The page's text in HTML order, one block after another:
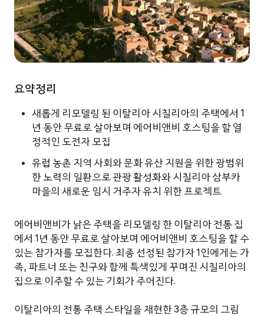
요약정리
새롭게 리모델링 된 이탈리아 시칠리아의 주택에서 1
년 동안 무료로 살아보며 에어비앤비 호스팅을 할 열
정적인 도전자 모집
유럽 농촌 지역 사회와 문화 유산 지원을 위한 광범위
한 노력의 일환으로 관광 활성화와 시칠리아 삼부카
마을의 새로운 임시 거주자 유치 위한 프로젝트
에어비앤비가 낡은 주택을 리모델링 한 이탈리아 전통 집
에서 1년 동안 무료로 살아보며 에어비앤비 호스팅을 할 수
있는 참가자를 모집한다. 최종 선정된 참가자 1인에게는 가
족, 파트너 또는 친구와 함께 특색있게 꾸며진 시칠리아의
집으로 이주할 수 있는 기회가 주어진다.
이탈리아의 전통 주택 스타일을 재현한 3층 규모의 그림